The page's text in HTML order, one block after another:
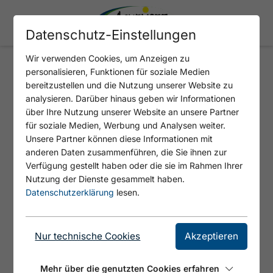
FAMILY-ELDORADO - ATOLL
ACHENSEE
© Atoll Achensee
Datenschutz-Einstellungen
Wir verwenden Cookies, um Anzeigen zu
personalisieren, Funktionen für soziale Medien
bereitzustellen und die Nutzung unserer Website zu
analysieren. Darüber hinaus geben wir Informationen
über Ihre Nutzung unserer Website an unsere Partner
für soziale Medien, Werbung und Analysen weiter.
Unsere Partner können diese Informationen mit
anderen Daten zusammenführen, die Sie ihnen zur
Verfügung gestellt haben oder die sie im Rahmen Ihrer
Nutzung der Dienste gesammelt haben.
Datenschutzerklärung lesen.
Nur technische Cookies Akzeptieren
Mehr über die genutzten Cookies erfahren